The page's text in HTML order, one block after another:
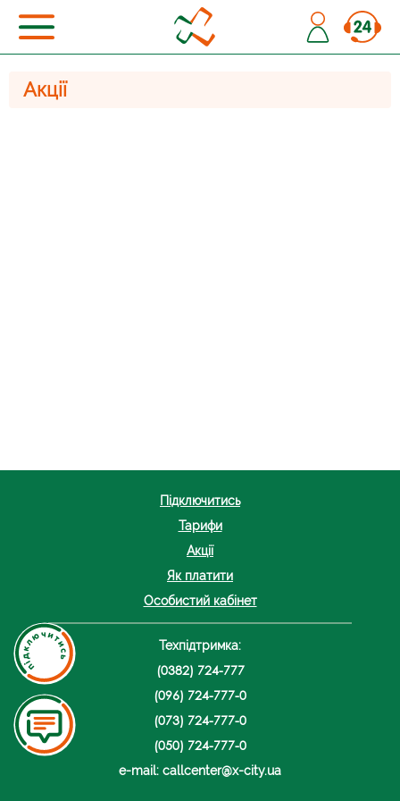
Акції
Підключитись
Тарифи
Акції
Як платити
Особистий кабінет
Техпідтримка:
(0382) 724-777
(096) 724-777-0
(073) 724-777-0
(050) 724-777-0
e-mail: callcenter@x-city.ua